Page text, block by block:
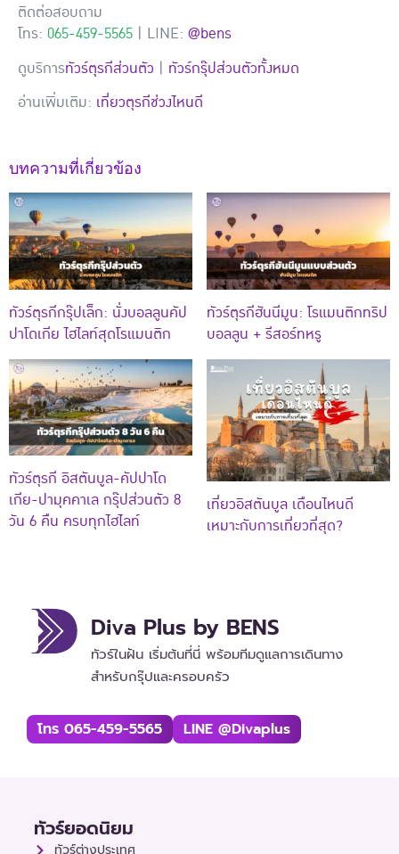
ติดต่อสอบถาม
โทร: 065-459-5565 | LINE: @bens
ดูบริการทัวร์ตุรกีส่วนตัว | ทัวร์กรุ๊ปส่วนตัวทั้งหมด
อ่านเพิ่มเติม: เที่ยวตุรกีช่วงไหนดี
บทความที่เกี่ยวข้อง
ทัวร์ตุรกีกรุ๊ปเล็ก: นั่งบอลลูนคัป
ปาโดเกีย ไฮไลท์สุดโรแมนติก
ทัวร์ตุรกีฮันนีมูน: โรแมนติกทริป
บอลลูน + รีสอร์ทหรู
ทัวร์ตุรกี อิสตันบูล-คัปปาโด
เกีย-ปามุคคาเล กรุ๊ปส่วนตัว 8
วัน 6 คืน ครบทุกไฮไลท์
เที่ยวอิสตันบูล เดือนไหนดี
เหมาะกับการเที่ยวที่สุด?
Diva Plus by BENS
ทัวร์ในฝัน เริ่มต้นที่นี่ พร้อมทีมดูแลการเดินทาง
สำหรับกรุ๊ปและครอบครัว
โทร 065-459-5565 LINE @divaplus
ทัวร์ยอดนิยม
ทัวร์ต่างประเทศ